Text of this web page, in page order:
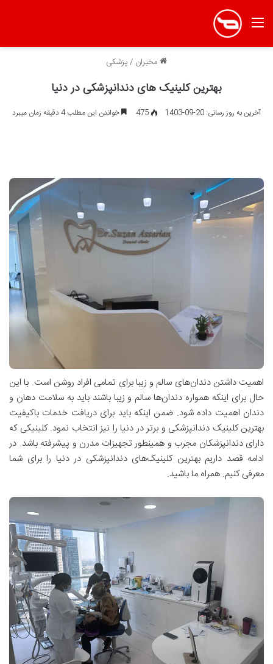
منو
مخبران /پزشکی
بهترین کلینیک های دندانپزشکی در دنیا
آخرین به روز رسانی: 20-09-1403 475 خواندن این مطلب 4 دقیقه زمان میبرد
اهمیت داشتن دندان‌های سالم و زیبا برای تمامی افراد روشن است. با این
حال برای اینکه همواره دندان‌ها سالم و زیبا باشند باید به سلامت دهان و
دندان اهمیت داده شود. ضمن اینکه باید برای دریافت خدمات باکیفیت
بهترین کلینیک دندانپزشکی و برتر در دنیا را نیز انتخاب نمود. کلینیکی که
دارای دندانپزشکان مجرب و همینطور تجهیزات مدرن و پیشرفته باشد. در
ادامه قصد داریم بهترین کلینیک‌های دندانپزشکی در دنیا را برای شما
معرفی کنیم. همراه ما باشید.